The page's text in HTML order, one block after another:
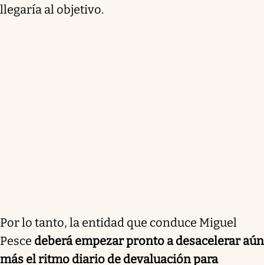
llegaría al objetivo.
Por lo tanto, la entidad que conduce Miguel
Pesce deberá empezar pronto a desacelerar aún
más el ritmo diario de devaluación para